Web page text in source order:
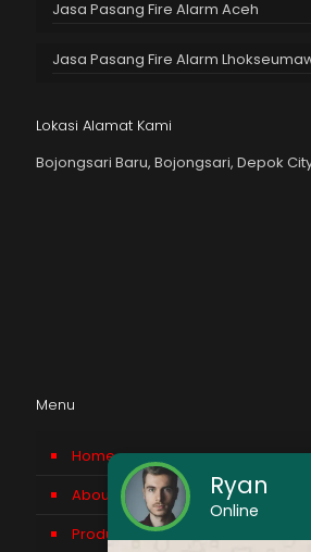
Jasa Pasang Fire Alarm Aceh
Jasa Pasang Fire Alarm
Lokasi Alamat Kami
Bojongsari Baru, Bojongsari, Depok
Menu
Home
About us
Product
Ryan
Online